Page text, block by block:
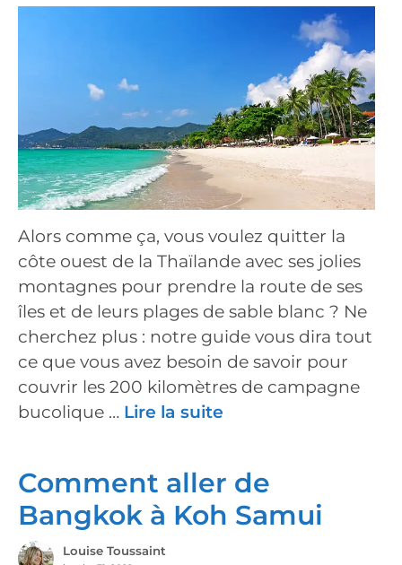
Alors comme ça, vous voulez quitter la
côte ouest de la Thaïlande avec ses jolies
montagnes pour prendre la route de ses
îles et de leurs plages de sable blanc ? Ne
cherchez plus : notre guide vous dira tout
ce que vous avez besoin de savoir pour
couvrir les 200 kilomètres de campagne
bucolique … Lire la suite
Comment aller de
Bangkok à Koh Samui
Louise Toussaint